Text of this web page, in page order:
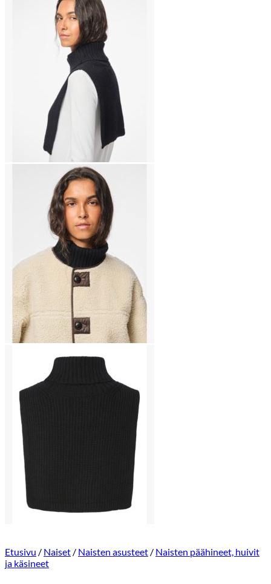
Etusivu / Naiset / Naisten asusteet / Naisten päähineet, huivit
ja käsineet